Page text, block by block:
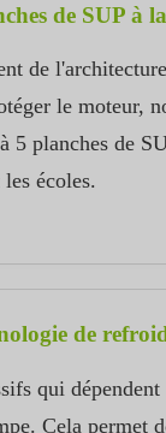
de SUP à
de
le moteur,
5 planches de
écoles.
de
qui
Cela permet